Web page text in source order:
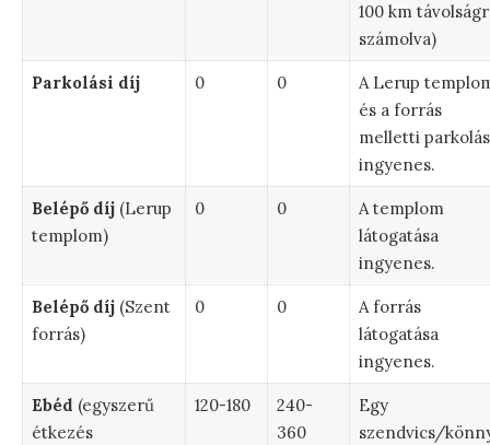
100 km
számolva)
Parkolási díj 0 0
A Lerup
és a forrás
melletti parkolás
ingyenes.
Belépő díj(Lerup
templom)
0 0
A templom
látogatása
ingyenes.
Belépő díj(Szent
forrás)
0 0
A forrás
látogatása
ingyenes.
Ebéd (egyszerű
étkezés
120-180
240-
360
Egy
szendvics/